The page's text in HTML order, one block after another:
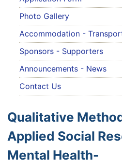
Photo Gallery
Accommodation -
Sponsors - Supporters
Announcements - News
Contact Us
Qualitative
Applied Social
Mental Health-